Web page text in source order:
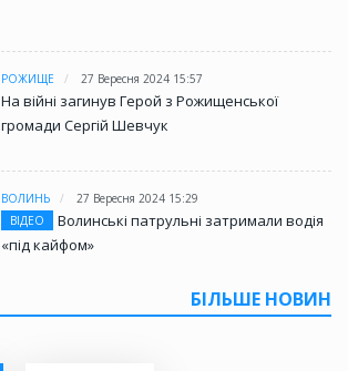
РОЖИЩЕ 27 Вересня 2024 15:57
На війні загинув Герой з Рожищенської
громади Сергій Шевчук
ВОЛИНЬ
27 Вересня 2024 15:29
ВІДЕО
Волинські патрульні затримали водія
«під кайфом»
БІЛЬШЕ НОВИН